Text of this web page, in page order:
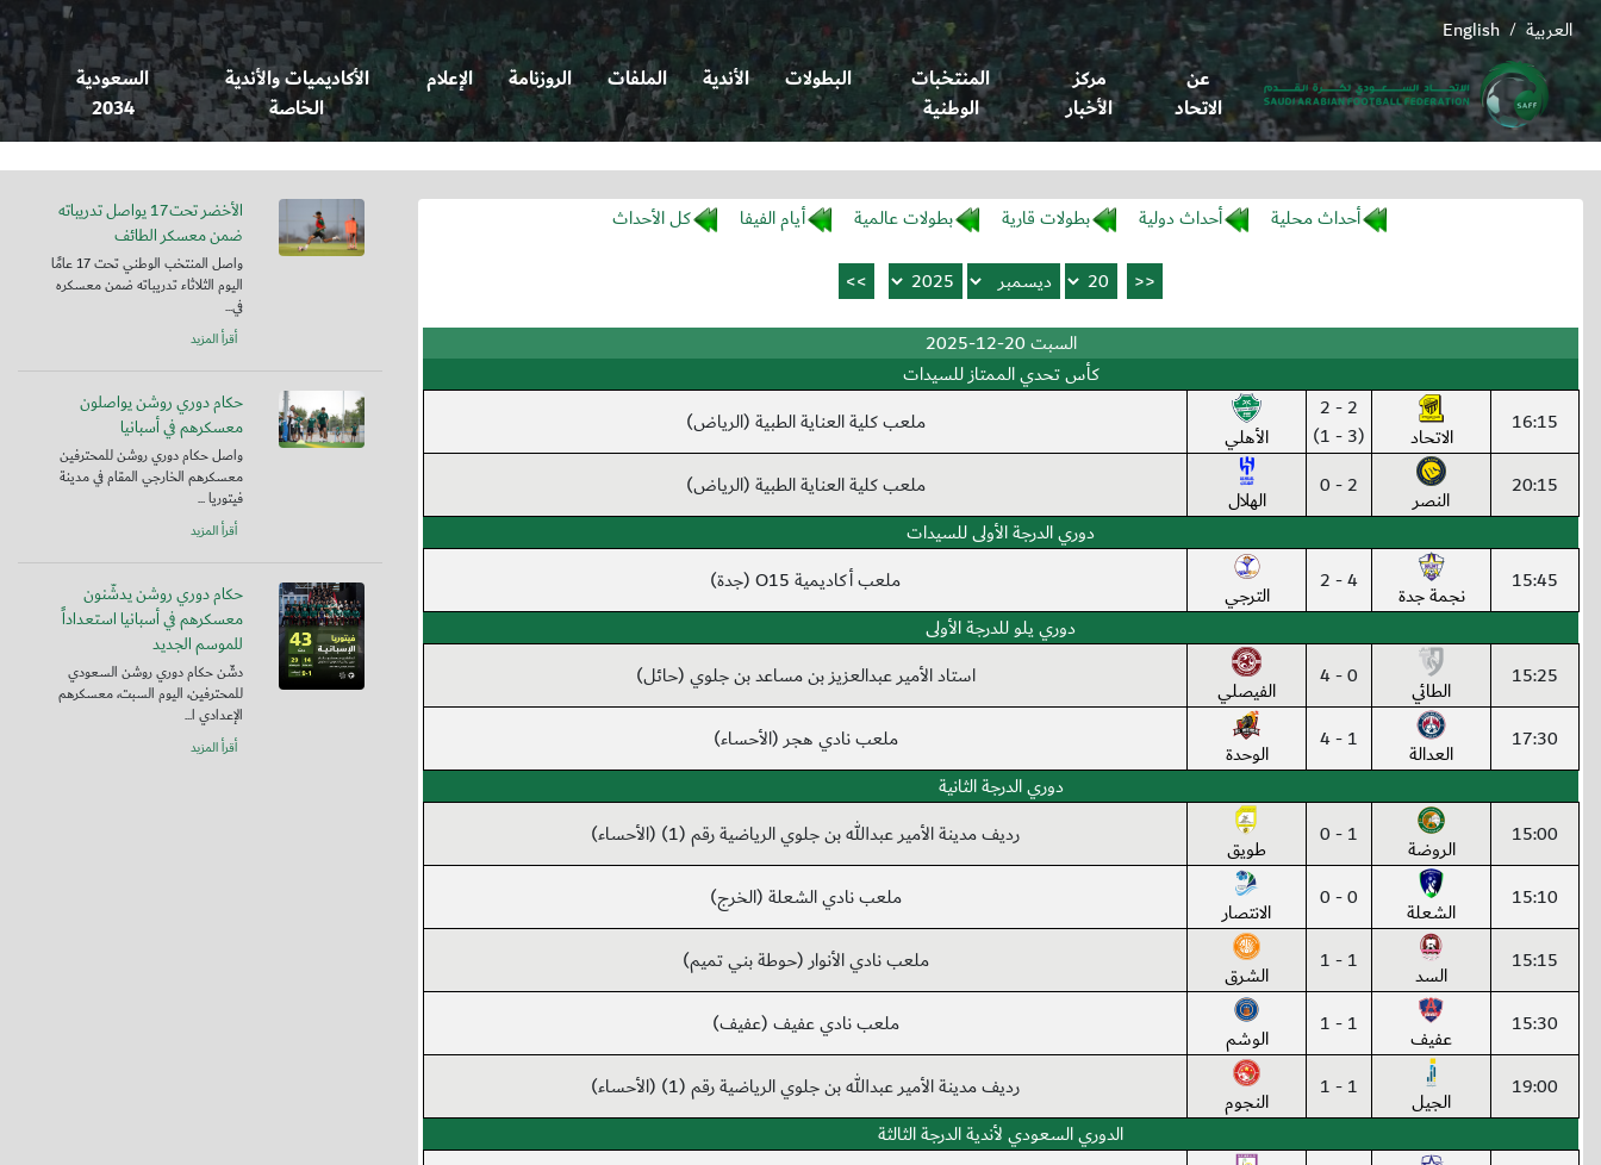
English / العربية
عن
الاتحاد
مركز
الأخبار
المنتخبات
الوطنية
البطولات الأندية الملفات الروزنامة الإعلام
الأكاديميات والأندية
الخاصة
السعودية
2034
أحداث محلية أحداث دولية بطولات قارية بطولات عالمية أيام الفيفا كل الأحداث
السبت 20-12-2025
كأس تحدي الممتاز للسيدات
16:15
الاتحاد
2 - 2
(3 - 1)
الأهلي ملعب كلية العناية الطبية (الرياض)
20:15 النصر 2 - 0 الهلال
ملعب كلية العناية الطبية (الرياض)
دوري الدرجة الأولى للسيدات
15:45
نجمة جدة 4 - 2 الترجي
ملعب أكاديمية O15 (جدة)
دوري يلو للدرجة الأولى
15:25
الطائي 0 - 4 الفيصلي استاد الأمير عبدالعزيز بن مساعد بن جلوي (حائل)
17:30 العدالة 1 - 4 الوحدة
ملعب نادي هجر (الأحساء)
دوري الدرجة الثانية
15:00
الروضة 1 - 0 طويق رديف مدينة الأمير عبدالله بن جلوي الرياضية رقم (1) (الأحساء)
15:10 الشعلة 0 - 0 الانتصار ملعب نادي الشعلة (الخرج)
15:15 السد 1 - 1 الشرق ملعب نادي الأنوار (حوطة بني تميم)
15:30 عفيف 1 - 1 الوشم ملعب نادي عفيف (عفيف)
19:00 الجيل 1 - 1 النجوم
رديف مدينة الأمير عبدالله بن جلوي الرياضية رقم (1) (الأحساء)
الدوري السعودي لأندية الدرجة الثالثة
الأخضر تحت17 يواصل تدريباته
ضمن معسكر الطائف
واصل المنتخب الوطني تحت 17 عامًا
اليوم الثلاثاء تدريباته ضمن معسكره
في...
أقرأ المزيد
حكام دوري روشن يواصلون
معسكرهم في أسبانيا
واصل حكام دوري روشن للمحترفين
معسكرهم الخارجي المقام في مدينة
فيتوريا ...
أقرأ المزيد
حكام دوري روشن يدشّنون
معسكرهم في أسبانيا استعداداً
للموسم الجديد
دشّن حكام دوري روشن السعودي
للمحترفين، اليوم السبت، معسكرهم
الإعدادي ا...
أقرأ المزيد